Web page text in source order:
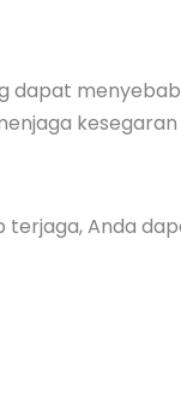
dapat
Anda